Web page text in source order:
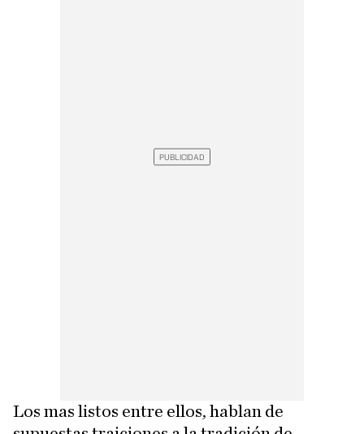
Los mas listos entre ellos, hablan de